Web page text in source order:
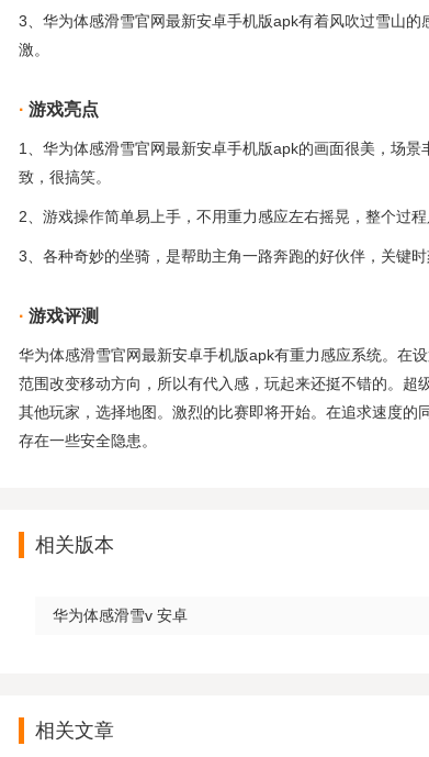
3、华为体感滑雪官网最新安卓手机版apk有着风吹过雪山的
激。
游戏亮点
1、华为体感滑雪官网最新安卓手机版apk的画面很美，场
致，很搞笑。
2、游戏操作简单易上手，不用重力感应左右摇晃，整个过程
3、各种奇妙的坐骑，是帮助主角一路奔跑的好伙伴，关键时
游戏评测
华为体感滑雪官网最新安卓手机版apk有重力感应系统。在
范围改变移动方向，所以有代入感，玩起来还挺不错的。超
其他玩家，选择地图。激烈的比赛即将开始。在追求速度的
存在一些安全隐患。
相关版本
华为体感滑雪v 安卓
相关文章